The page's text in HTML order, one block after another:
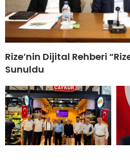
Rize’nin Dijital Rehberi
Sunuldu